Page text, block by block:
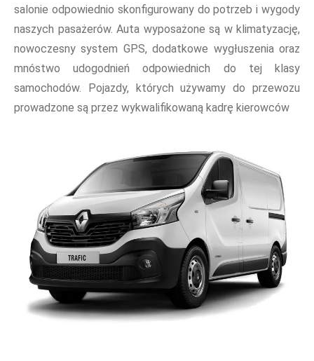
salonie odpowiednio skonfigurowany do potrzeb i wygody
naszych pasażerów. Auta wyposażone są w klimatyzację,
nowoczesny system GPS, dodatkowe wygłuszenia oraz
mnóstwo udogodnień odpowiednich do tej klasy
samochodów. Pojazdy, których używamy do przewozu
prowadzone są przez wykwalifikowaną kadrę kierowców